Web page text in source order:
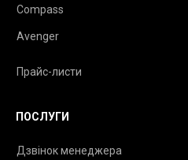
Compass
Avenger
Прайс-листи
ПОСЛУГИ
Дзвінок менеджера